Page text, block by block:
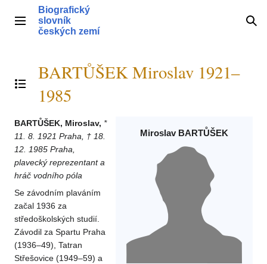
obsahHlavní menu
Biografický
slovník
českých zemí
Přepnout obsah
BARTŮŠEK Miroslav 1921–
1985
Miroslav BARTŮŠEK
BARTŮŠEK, Miroslav, *
11. 8. 1921 Praha, † 18.
12. 1985 Praha,
plavecký reprezentant a
hráč vodního póla
Se závodním plaváním
začal 1936 za
středoškolských studií.
Závodil za Spartu Praha
(1936–49), Tatran
Střešovice (1949–59) a